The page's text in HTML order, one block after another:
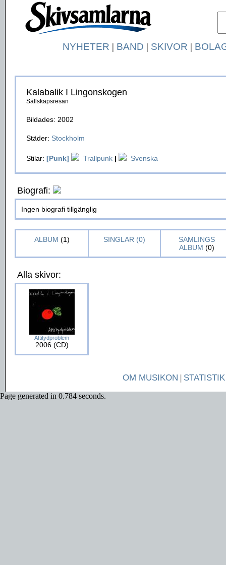
NYHETER | BAND | SKIVOR |
Kalabalik I Lingonskogen
Sällskapsresan
Bildades: 2002
Städer: Stockholm
Stilar: [Punk] Trallpunk | Svenska
Biografi:
Ingen biografi tillgänglig
ALBUM (1) SINGLAR (0)
SAMLINGS
ALBUM (0)
Alla skivor:
Attitydproblem
2006 (CD)
OM MUSIKON | STATISTIK
Page generated in 0.784 seconds.